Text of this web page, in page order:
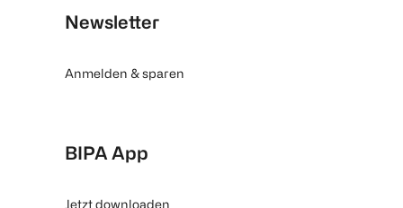
Newsletter
Anmelden & sparen
BIPA App
Jetzt downloaden